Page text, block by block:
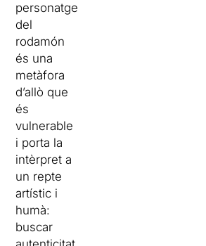
personatge
del
rodamón
és una
metàfora
d’allò que
és
vulnerable
i porta la
intèrpret a
un repte
artístic i
humà:
buscar